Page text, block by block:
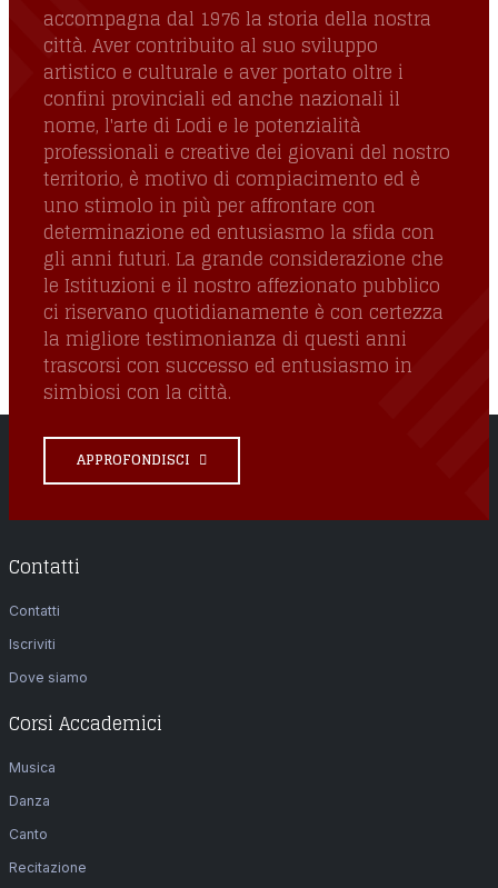
accompagna dal 1976 la storia della nostra
città. Aver contribuito al suo sviluppo
artistico e culturale e aver portato oltre i
confini provinciali ed anche nazionali il
nome, l'arte di Lodi e le potenzialità
professionali e creative dei giovani del nostro
territorio, è motivo di compiacimento ed è
uno stimolo in più per affrontare con
determinazione ed entusiasmo la sfida con
gli anni futuri. La grande considerazione che
le Istituzioni e il nostro affezionato pubblico
ci riservano quotidianamente è con certezza
la migliore testimonianza di questi anni
trascorsi con successo ed entusiasmo in
simbiosi con la città.
APPROFONDISCI
Contatti
Contatti
Iscriviti
Dove siamo
Corsi Accademici
Musica
Danza
Canto
Recitazione